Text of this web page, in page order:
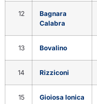
12
Bagnara
Calabra
13 Bovalino
14 Rizziconi
15 Gioiosa Ionica